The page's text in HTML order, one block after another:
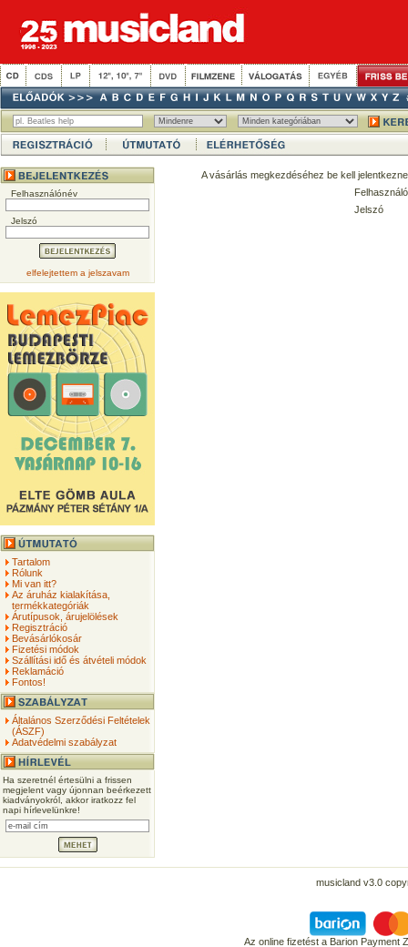
Felhasználónév
Jelszó
elfelejtettem a jelszavam
Tartalom
Rólunk
Mi van itt?
Az áruház kialakítása,
termékkategóriák
Árutípusok, árujelölések
Regisztráció
Bevásárlókosár
Fizetési módok
Szállítási idő és átvételi módok
Reklamáció
Fontos!
Általános Szerződési Feltételek
(ÁSZF)
Adatvédelmi szabályzat
Ha szeretnél értesülni a frissen
megjelent vagy újonnan beérkezett
kiadványokról, akkor iratkozz fel
napi hírlevelünkre!
A vásárlás megkezdéséhez be kell
Jelszó
musicland v3.0
Az online fizetést a Barion Payment